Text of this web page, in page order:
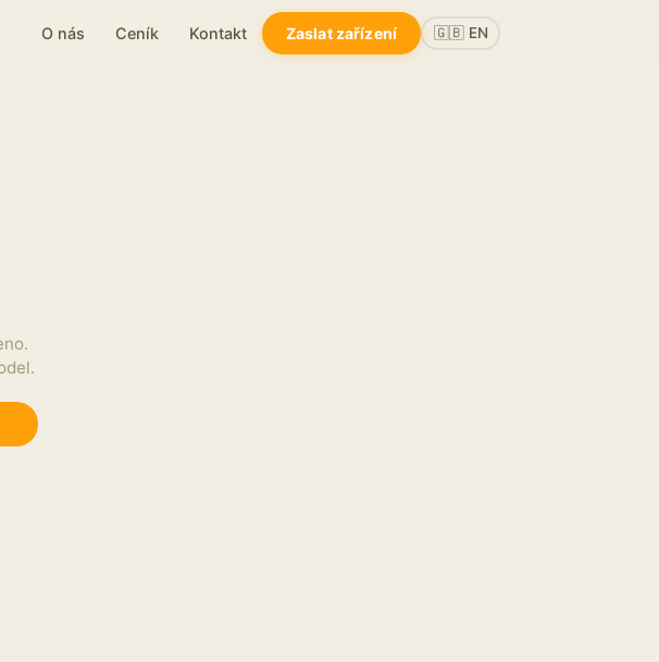
O nás Ceník Kontakt Zaslat zařízení 🇬🇧 EN